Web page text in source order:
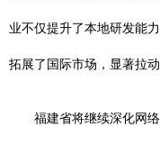
业不仅提升了本地研发能
拓展了国际市场，显著拉动
福建省将继续深化网